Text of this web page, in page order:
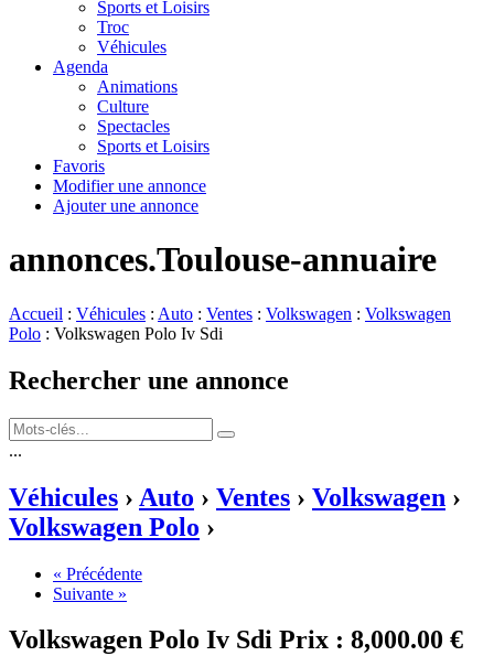
Sports et Loisirs
Troc
Véhicules
Agenda
Animations
Culture
Spectacles
Sports et Loisirs
Favoris
Modifier une annonce
Ajouter une annonce
annonces.Toulouse-annuaire
Accueil : Véhicules : Auto : Ventes : Volkswagen : Volkswagen
Polo : Volkswagen Polo Iv Sdi
Rechercher une annonce
...
Véhicules › Auto › Ventes › Volkswagen ›
Volkswagen Polo ›
« Précédente
Suivante »
Volkswagen Polo Iv Sdi Prix : 8,000.00 €